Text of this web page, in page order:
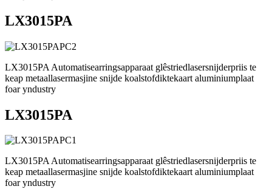
LX3015PA
LX3015PA Automatisearringsapparaat glêstriedlasersnijderpriis te
keap metaallasermasjine snijde koalstofdiktekaart aluminiumplaat
foar yndustry
LX3015PA
LX3015PA Automatisearringsapparaat glêstriedlasersnijderpriis te
keap metaallasermasjine snijde koalstofdiktekaart aluminiumplaat
foar yndustry